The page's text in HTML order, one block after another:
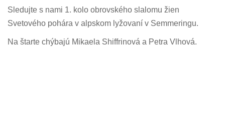
Sledujte s nami 1. kolo obrovského slalomu žien
Svetového pohára v alpskom lyžovaní v Semmeringu.
Na štarte chýbajú Mikaela Shiffrinová a Petra Vlhová.